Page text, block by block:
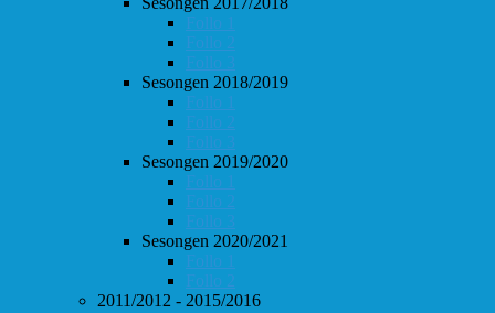
Follo 1
Follo 2
Follo 3
Sesongen 2018/2019
Follo 1
Follo 2
Follo 3
Sesongen 2019/2020
Follo 1
Follo 2
Follo 3
Sesongen 2020/2021
Follo 1
Follo 2
2011/2012 - 2015/2016